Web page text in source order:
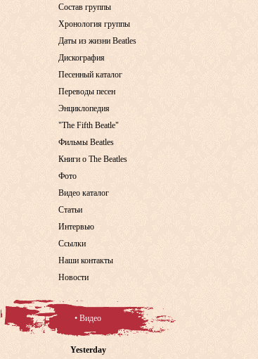
Состав группы
Хронология группы
Даты из жизни Beatles
Дискография
Песенный каталог
Переводы песен
Энциклопедия
"The Fifth Beatle"
Фильмы Beatles
Книги о The Beatles
Фото
Видео каталог
Статьи
Интервью
Ссылки
Наши контакты
Новости
• Видео
Yesterday